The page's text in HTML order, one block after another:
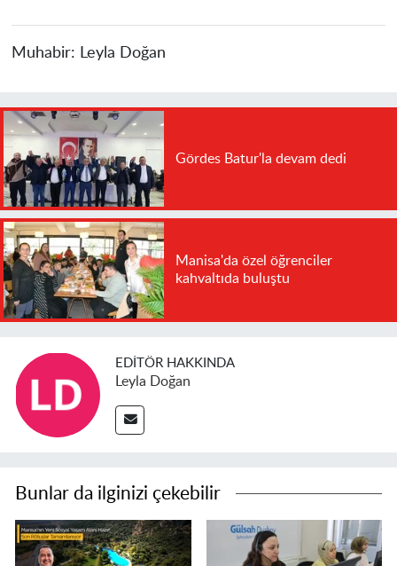
Muhabir: Leyla Doğan
Gördes Batur'la devam dedi
Manisa'da özel öğrenciler
kahvaltıda buluştu
EDITÖR HAKKINDA
Leyla Doğan
Bunlar da ilginizi çekebilir